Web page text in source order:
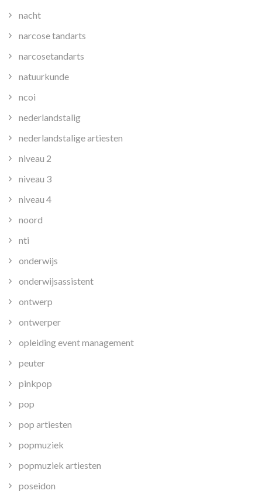
nacht
narcose tandarts
narcosetandarts
natuurkunde
ncoi
nederlandstalig
nederlandstalige artiesten
niveau 2
niveau 3
niveau 4
noord
nti
onderwijs
onderwijsassistent
ontwerp
ontwerper
opleiding event management
peuter
pinkpop
pop
pop artiesten
popmuziek
popmuziek artiesten
poseidon